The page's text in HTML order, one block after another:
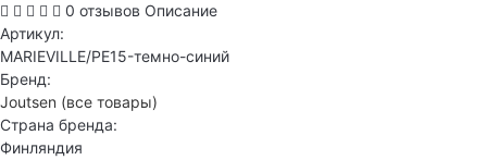
0 отзывов Описание
Артикул:
MARIEVILLE/PE15-темно-синий
Бренд:
Joutsen (все товары)
Страна бренда:
Финляндия